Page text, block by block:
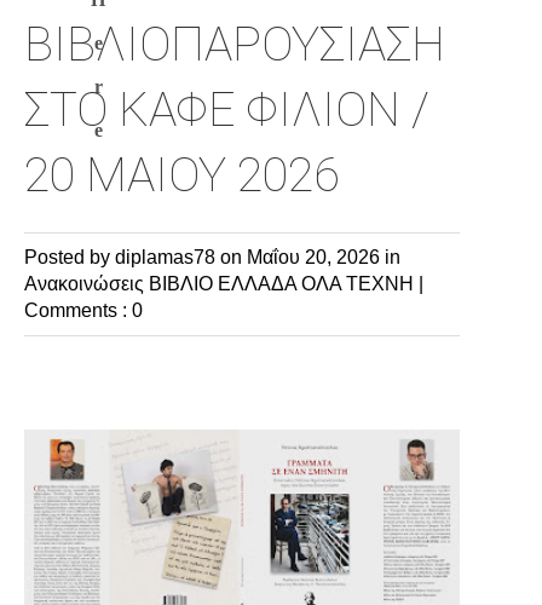
e
r
e
ΒΙΒΛΙΟΠΑΡΟΥΣΙΑΣΗ
ΣΤΟ ΚΑΦΕ ΦΙΛΙΟΝ /
20 ΜΑΙΟΥ 2026
Posted by diplamas78 on Μαΐου 20, 2026 in
Ανακοινώσεις ΒΙΒΛΙΟ ΕΛΛΑΔΑΟΛΑΤΕΧΝΗ
Comments : 0